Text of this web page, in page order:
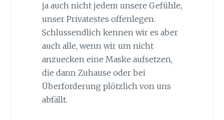
ja auch nicht jedem unsere Gefühle,
unser Privatestes offenlegen.
Schlussendlich kennen wir es aber
auch alle, wenn wir um nicht
anzuecken eine Maske aufsetzen,
die dann Zuhause oder bei
Überforderung plötzlich von uns
abfällt.